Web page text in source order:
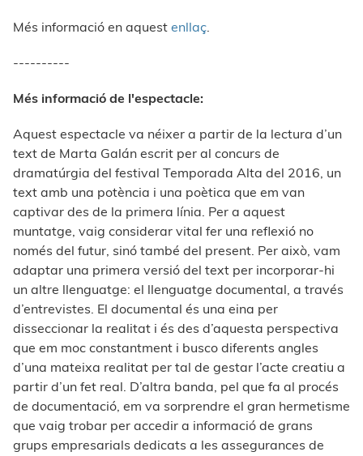
Més informació en aquest enllaç
----------
Més informació de l'espectacle:
Aquest espectacle va néixer a partir de la lectura d’un
text de Marta Galán escrit per al concurs de
dramatúrgia del festival Temporada Alta del 2016, un
text amb una potència i una poètica que em van
captivar des de la primera línia. Per a aquest
muntatge, vaig considerar vital fer una reflexió no
només del futur, sinó també del present. Per això, vam
adaptar una primera versió del text per incorporar-hi
un altre llenguatge: el llenguatge documental, a través
d’entrevistes. El documental és una eina per
disseccionar la realitat i és des d’aquesta perspectiva
que em moc constantment i busco diferents angles
d’una mateixa realitat per tal de gestar l’acte creatiu a
partir d’un fet real. D’altra banda, pel que fa al procés
de documentació, em va sorprendre el gran hermetisme
que vaig trobar per accedir a informació de grans
grups empresarials dedicats a les assegurances de